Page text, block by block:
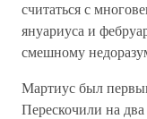
считаться с
януариуса и
смешному
Мартиус был
Перескочили на